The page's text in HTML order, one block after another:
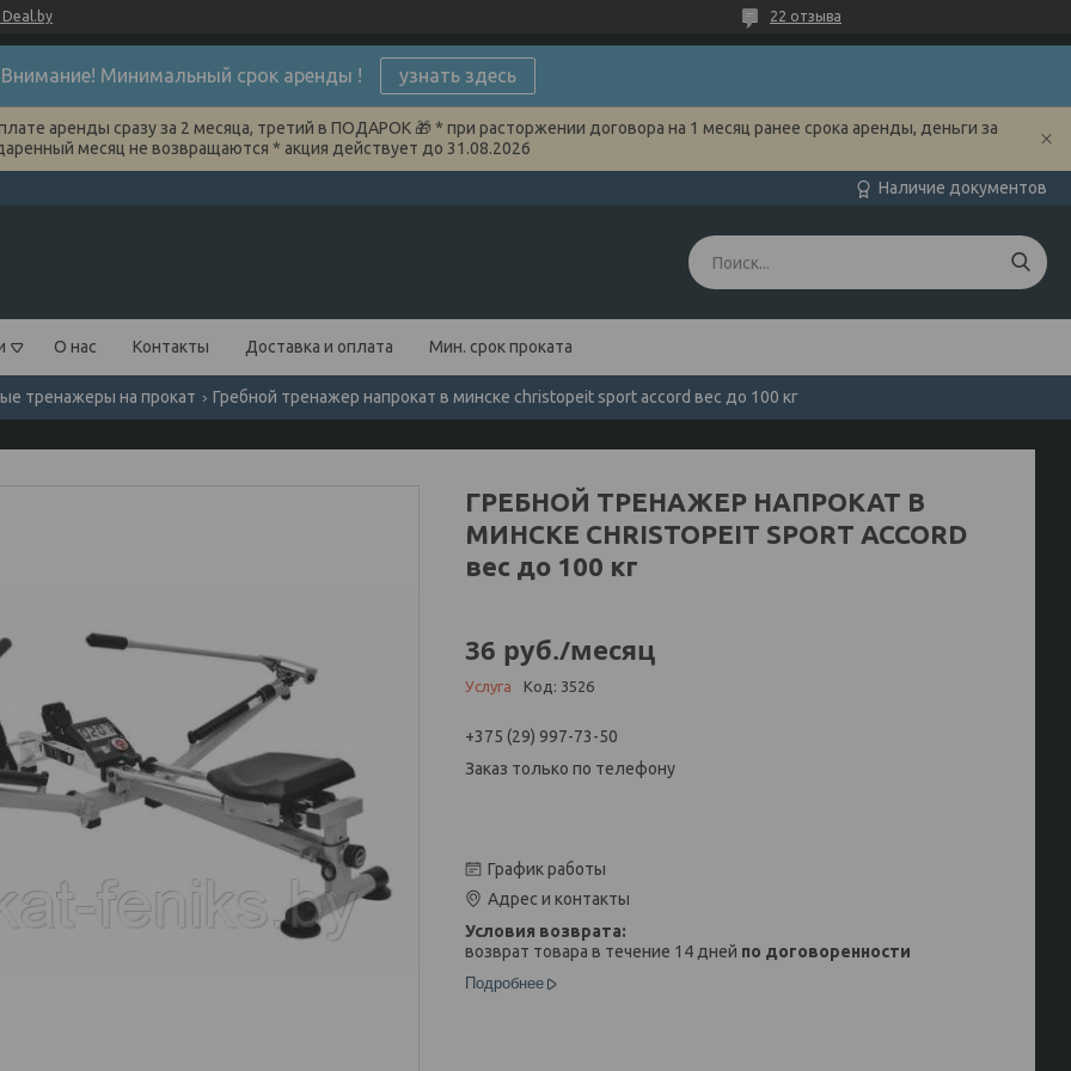
22 отзыва
Внимание! Минимальный срок аренды ! узнать здесь
аренды сразу за 2 месяца, третий в ПОДАРОК 🎁 * при расторжении договора на 1 месяц ранее срока аренды, деньги за
месяц не возвращаются * акция действует до 31.08.2026
Наличие документов
О нас Контакты Доставка и оплата Мин. срок проката
тренажеры на прокат Гребной тренажер напрокат в минске christopeit sport accord вес до 100 кг
ГРЕБНОЙ ТРЕНАЖЕР НАПРОКАТ В
МИНСКЕ CHRISTOPEIT SPORT ACCORD
вес до 100 кг
36 руб./месяц
Услуга Код: 3526
+375 (29) 997-73-50
Заказ только по телефону
График работы
Адрес и контакты
возврат товара в течение 14 дней по договоренности
Подробнее